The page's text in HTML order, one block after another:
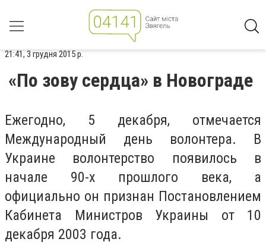
21:41, 3 грудня 2015 р.
«По зову сердца» в Новограде
Ежегодно, 5 декабря, отмечается
Международный день волонтера. В
Украине волонтерство появилось в
начале 90-х прошлого века, а
официально он признан Постановлением
Кабинета Министров Украины от 10
декабря 2003 года.